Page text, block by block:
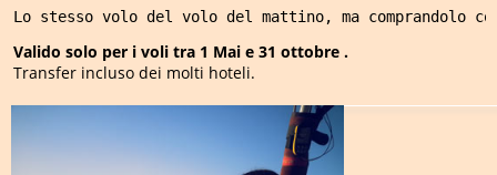
Lo stesso volo del volo del mattino, ma comprandolo
Valido solo per i voli tra 1 Mai e 31 ottobre .
Transfer incluso dei molti hoteli.